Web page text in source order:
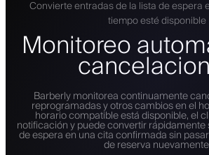
Convierte entradas de la lista de espera
tiempo esté disponible
Monitoreo
Barberly monitorea continuamente
reprogramadas y otros cambios en el
horario compatible está disponible, el
notificación y puede convertir rápidamente
de espera en una cita confirmada sin
de reserva